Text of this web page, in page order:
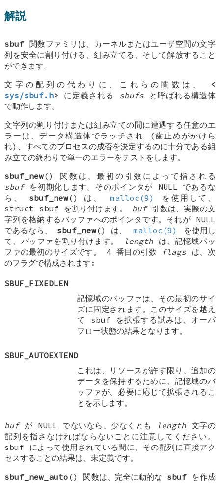
解説
sbuf 関数ファミリは、カーネルまたはユーザ空間の文字
列を安全に割り付ける、組み立てる、そして解放すること
ができます。
文字の配列の代わりに、これらの関数は、
<
sys/sbuf.h> に定義される sbufs と呼ばれる構造体
で動作します。
文字列の割り付けまたは組み立ての間に遭遇する任意のエ
ラーは、データ構造体でラッチされ (歯止めがかけら
れ)、すべてのプロセスの成否を決定するのに十分である組
み立ての終わりで単一のエラーをテストをします。
sbuf_new() 関数は、最初の引数によって指される
sbufを初期化します。そのポインタが NULL であるな
ら、 sbuf_new() は、 malloc(9)
を使用して、
struct sbuf を割り付けます。 buf引数は、実際の文
字列を格納するバッファへのポインタです。それが NULL
であるなら、 sbuf_new() は、 malloc(9)
を使用し
て、バッファを割り付けます。
length は、記憶域バッ
ファの最初のサイズです。 4 番目の引数
flags は、次
のフラグで構成されます:
SBUF_FIXEDLEN
記憶域のバッファは、その最初のサイ
ズに固定されます。このサイズを越え
て sbuf を拡張する試みは、オーバ
フロー状態の結果となります。
SBUF_AUTOEXTEND
これは、リソースが許す限り、追加の
データを保持するために、記憶域のバ
ッファが、必要に応じて拡張されるこ
とを示します。
bufが NULL でないなら、少なくとも length 文字の
配列を指さなければならないことに注意してください。
sbuf によって使用されている間に、その配列に直接アク
セスすることの結果は、未定義です。
sbuf_new_auto () 関数は、完全に動的な sbuf を作成